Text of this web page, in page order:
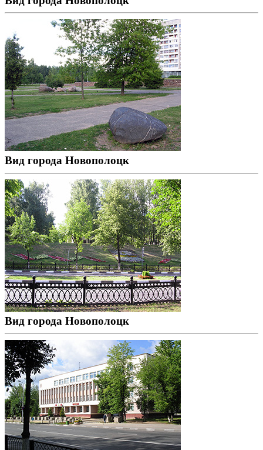
Вид города Новополоцк
Вид города Новополоцк